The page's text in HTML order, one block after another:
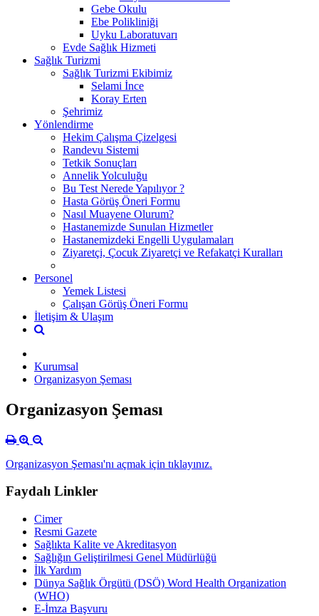
Gebe Okulu
Ebe Polikliniği
Uyku Laboratuvarı
Evde Sağlık Hizmeti
Sağlık Turizmi
Sağlık Turizmi Ekibimiz
Selami İnce
Koray Erten
Şehrimiz
Yönlendirme
Hekim Çalışma Çizelgesi
Randevu Sistemi
Tetkik Sonuçları
Annelik Yolculuğu
Bu Test Nerede Yapılıyor ?
Hasta Görüş Öneri Formu
Nasıl Muayene Olurum?
Hastanemizde Sunulan Hizmetler
Hastanemizdeki Engelli Uygulamaları
Ziyaretçi, Çocuk Ziyaretçi ve Refakatçi Kuralları
Personel
Yemek Listesi
Çalışan Görüş Öneri Formu
İletişim & Ulaşım
Kurumsal
Organizasyon Şeması
Organizasyon Şeması
Organizasyon Şeması'nı açmak için tıklayınız.
Faydalı Linkler
Cimer
Resmi Gazete
Sağlıkta Kalite ve Akreditasyon
Sağlığın Geliştirilmesi Genel Müdürlüğü
İlk Yardım
Dünya Sağlık Örgütü (DSÖ) Word Health Organization
(WHO)
E-İmza Başvuru